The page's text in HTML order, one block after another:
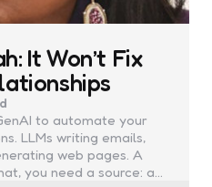
It Won’t Fix
to automate your
LLMs writing emails,
web pages. A
you need a source: a…